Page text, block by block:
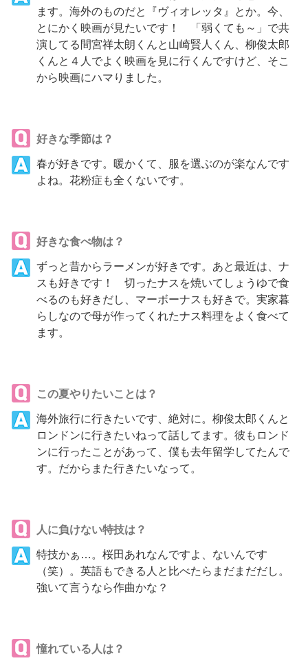
ます。海外のものだと『ヴィオレッタ』とか。今、
とにかく映画が見たいです！ 「弱くても～」で共
演してる間宮祥太朗くんと山崎賢人くん、柳俊太郎
くんと４人でよく映画を見に行くんですけど、そこ
から映画にハマりました。
好きな季節は？
春が好きです。暖かくて、服を選ぶのが楽なんです
よね。花粉症も全くないです。
好きな食べ物は？
ずっと昔からラーメンが好きです。あと最近は、ナ
スも好きです！ 切ったナスを焼いてしょうゆで食
べるのも好きだし、マーボーナスも好きで。実家暮
らしなので母が作ってくれたナス料理をよく食べて
ます。
この夏やりたいことは？
海外旅行に行きたいです、絶対に。柳俊太郎くんと
ロンドンに行きたいねって話してます。彼もロンド
ンに行ったことがあって、僕も去年留学してたんで
す。だからまた行きたいなって。
人に負けない特技は？
特技かぁ…。桜田あれなんですよ、ないんです
（笑）。英語もできる人と比べたらまだまだだし。
強いて言うなら作曲かな？
憧れている人は？